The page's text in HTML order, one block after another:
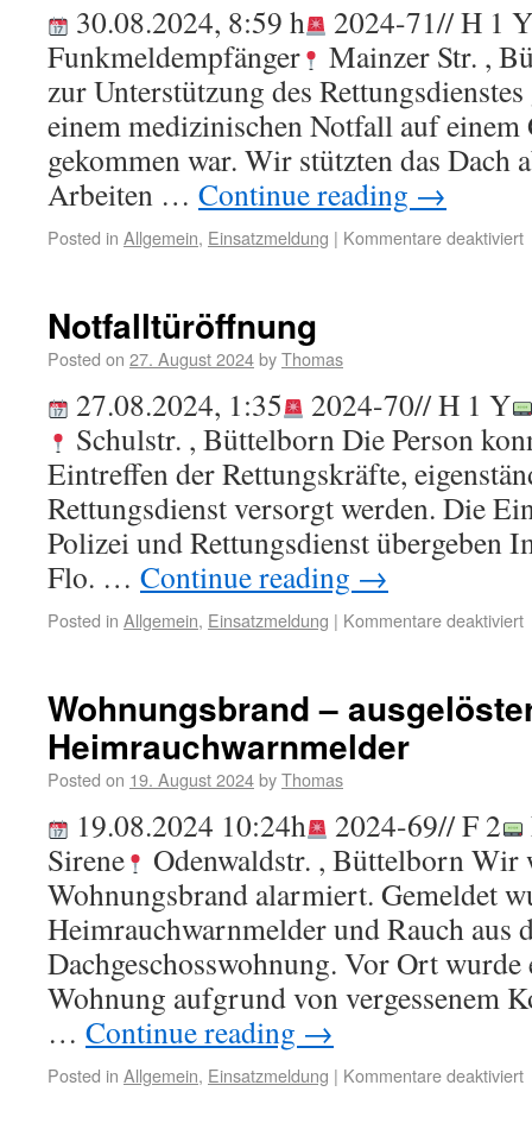
30.08.2024, 8:59 h
2024-71// H 1
Funkmeldempfänger
Mainzer Str. ,
zur Unterstützung des
einem medizinischen Notfall auf einem
gekommen war. Wir stützten das Dach
Arbeiten … Continue reading →
Posted in Allgemein, Einsatzmeldung | Kommentare deaktiviert
Notfalltüröffnung
Posted on 27. August 2024byThomas
27.08.2024, 1:35
2024-70// H 1 Y
Schulstr. , Büttelborn Die Person
Eintreffen der Rettungskräfte,
Rettungsdienst versorgt werden. Die
Polizei und Rettungsdienst übergeben
Flo. … Continue reading →
Posted in Allgemein, Einsatzmeldung | Kommentare deaktiviert
Wohnungsbrand –
Heimrauchwarnmelder
Posted on 19. August 2024byThomas
19.08.2024 10:24h 2024-69// F 2
Sirene
Odenwaldstr. , Büttelborn Wir
Wohnungsbrand alarmiert. Gemeldet
Heimrauchwarnmelder und Rauch aus
Dachgeschosswohnung. Vor Ort wurde
Wohnung aufgrund von vergessenem
… Continue reading →
Posted in Allgemein, Einsatzmeldung | Kommentare deaktiviert